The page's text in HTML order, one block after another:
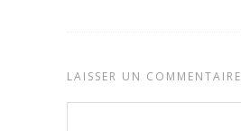
LAISSER UN COMMENTAIRE